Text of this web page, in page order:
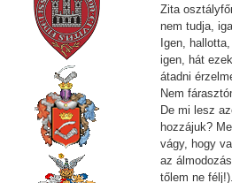
Zita
nem tudja,
Igen,
igen, hát
átadni
Nem
De mi lesz
hozzájuk?
vágy, hogy
az
tőlem ne félj!).